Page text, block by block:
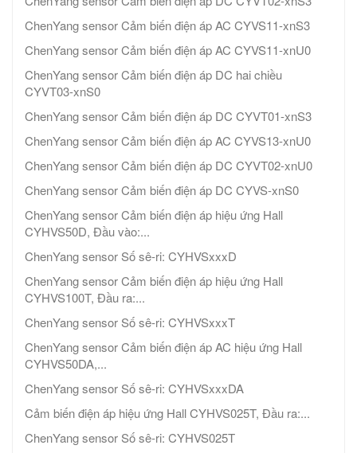
ChenYang sensor Cảm biến điện áp AC CYVS11-xnS3
ChenYang sensor Cảm biến điện áp AC CYVS11-xnU0
ChenYang sensor Cảm biến điện áp DC hai chiều
CYVT03-xnS0
ChenYang sensor Cảm biến điện áp DC CYVT01-xnS3
ChenYang sensor Cảm biến điện áp AC CYVS13-xnU0
ChenYang sensor Cảm biến điện áp DC CYVT02-xnU0
ChenYang sensor Cảm biến điện áp DC CYVS-xnS0
ChenYang sensor Cảm biến điện áp hiệu ứng Hall
CYHVS50D, Đầu vào:...
ChenYang sensor Số sê-ri: CYHVSxxxD
ChenYang sensor Cảm biến điện áp hiệu ứng Hall
CYHVS100T, Đầu ra:...
ChenYang sensor Số sê-ri: CYHVSxxxT
ChenYang sensor Cảm biến điện áp AC hiệu ứng Hall
CYHVS50DA,...
ChenYang sensor Số sê-ri: CYHVSxxxDA
Cảm biến điện áp hiệu ứng Hall CYHVS025T, Đầu ra:...
ChenYang sensor Số sê-ri: CYHVS025T